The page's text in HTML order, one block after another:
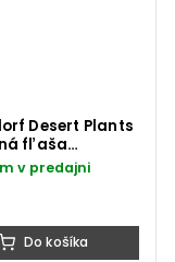
Desert Plants
fľaša
kvet ružový
v predajni
Do košíka